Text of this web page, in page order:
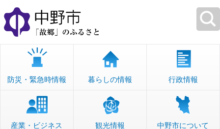
本
文
へ
移
防災・緊急時情報 暮らしの情報 行政情報
産業・ビジネス 観光情報 中野市について